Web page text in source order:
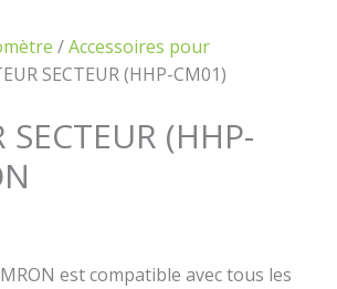
/Accessoires pour
SECTEUR (HHP-CM01)
(HHP-
est compatible avec tous les